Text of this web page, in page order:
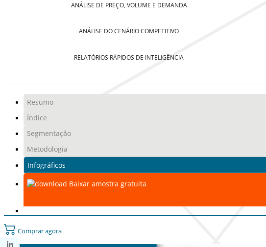
ANÁLISE DE PREÇO, VOLUME E DEMANDA
ANÁLISE DO CENÁRIO COMPETITIVO
RELATÓRIOS RÁPIDOS DE INTELIGÊNCIA
Resumo
Índice
Segmentação
Metodologia
Infográficos
Baixar amostra gratuita
Comprar agora